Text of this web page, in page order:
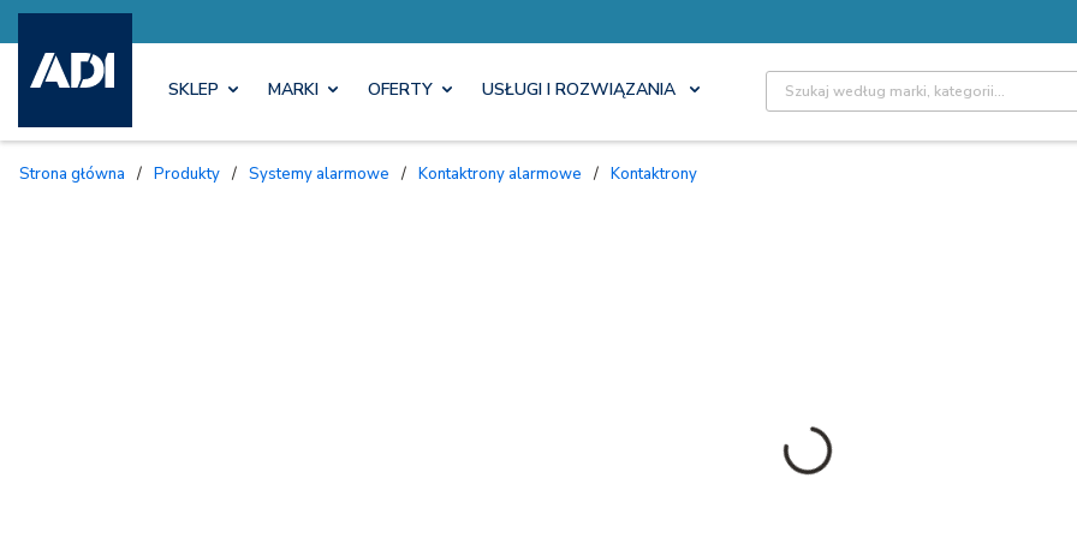
SKLEP MARKI OFERTY USŁUGI I ROZWIĄZANIA Site Search
Strona główna / Produkty / Systemy alarmowe / Kontaktrony alarmowe / Kontaktrony